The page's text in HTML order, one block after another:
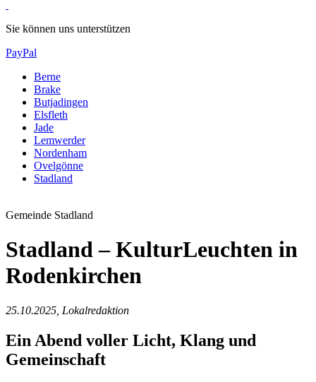
Sie können uns unterstützen
PayPal
Berne
Brake
Butjadingen
Elsfleth
Jade
Lemwerder
Nordenham
Ovelgönne
Stadland
Gemeinde Stadland
Stadland – KulturLeuchten in
Rodenkirchen
25.10.2025, Lokalredaktion
Ein Abend voller Licht, Klang und
Gemeinschaft